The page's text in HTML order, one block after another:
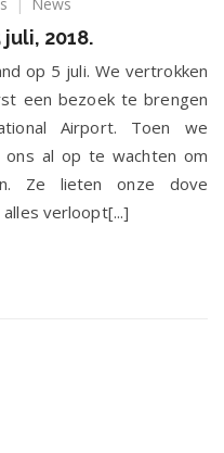
Jaarlijkse
Schoolreis
op
5
juli,
2018.
2018.
op 5 juli. We vertrokken
een bezoek te brengen
Airport. Toen we
ons al op te wachten om
Ze lieten onze dove
verloopt[...]